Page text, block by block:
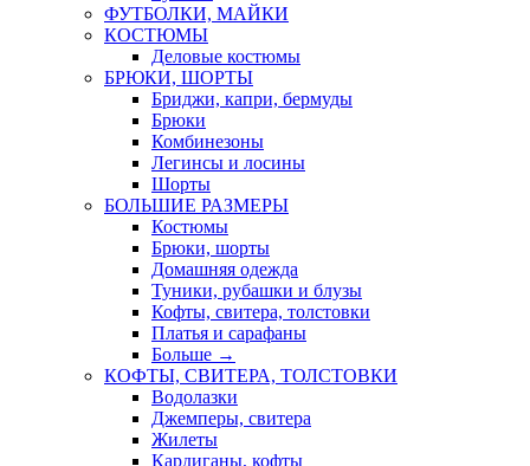
ФУТБОЛКИ, МАЙКИ
КОСТЮМЫ
Деловые костюмы
БРЮКИ, ШОРТЫ
Бриджи, капри, бермуды
Брюки
Комбинезоны
Легинсы и лосины
Шорты
БОЛЬШИЕ РАЗМЕРЫ
Костюмы
Брюки, шорты
Домашняя одежда
Туники, рубашки и блузы
Кофты, свитера, толстовки
Платья и сарафаны
Больше →
КОФТЫ, СВИТЕРА, ТОЛСТОВКИ
Водолазки
Джемперы, свитера
Жилеты
Кардиганы, кофты